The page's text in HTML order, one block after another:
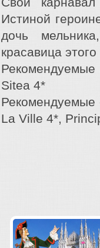
Истиной
дочь
красавица этого
Sitea 4*
Рекомендуемые
La Ville 4*,